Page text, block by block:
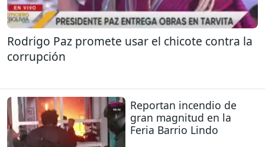
Rodrigo Paz promete usar el chicote contra la
corrupción
Reportan incendio de
gran magnitud en la
Feria Barrio Lindo